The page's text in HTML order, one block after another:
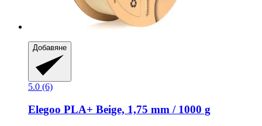
Добавяне
5.0 (6)
Elegoo PLA+ Beige, 1,75 mm / 1000 g